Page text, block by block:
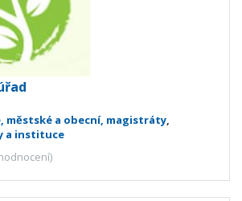
městské a obecní, magistráty,
a instituce